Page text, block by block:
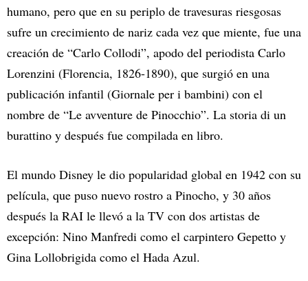
humano, pero que en su periplo de travesuras riesgosas
sufre un crecimiento de nariz cada vez que miente, fue una
creación de “Carlo Collodi”, apodo del periodista Carlo
Lorenzini (Florencia, 1826-1890), que surgió en una
publicación infantil (Giornale per i bambini) con el
nombre de “Le avventure de Pinocchio”. La storia di un
burattino y después fue compilada en libro.
El mundo Disney le dio popularidad global en 1942 con su
película, que puso nuevo rostro a Pinocho, y 30 años
después la RAI le llevó a la TV con dos artistas de
excepción: Nino Manfredi como el carpintero Gepetto y
Gina Lollobrigida como el Hada Azul.